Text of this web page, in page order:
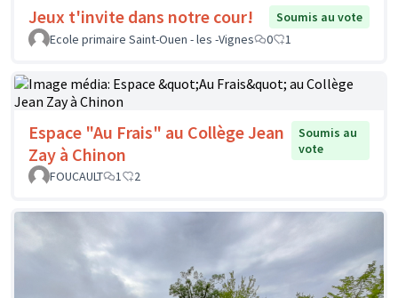
Jeux t'invite dans notre cour!
Soumis au vote
Ecole primaire Saint-Ouen - les -Vignes
0 1
Espace "Au Frais" au Collège Jean
Zay à Chinon
Soumis au
vote
FOUCAULT
1 2